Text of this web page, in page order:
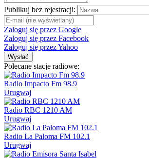
Publikuj bez rejestracji:
Zaloguj się przez Google
Zaloguj się przez Facebook
Zaloguj się przez Yahoo
Wysłać
Polecane stacje radiowe:
Radio Impacto Fm 98.9
Urugwaj
Radio RBC 1210 AM
Urugwaj
Radio La Paloma FM 102.1
Urugwaj